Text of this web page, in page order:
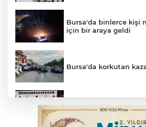
Bursa'da binlerce kişi
için bir araya geldi
Bursa'da korkutan
kabul edildi